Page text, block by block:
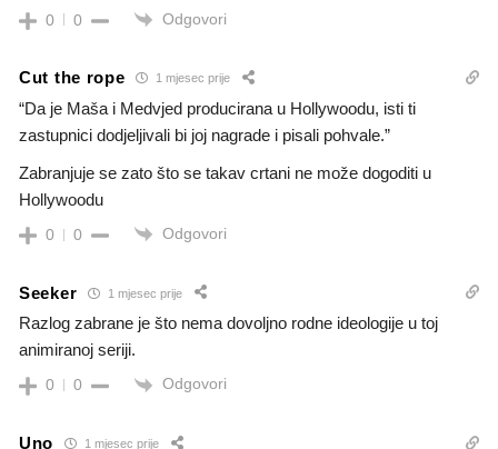
0 0 Odgovori
Cut the rope 1 mjesec prije
“Da je Maša i Medvjed producirana u Hollywoodu, isti ti
zastupnici dodjeljivali bi joj nagrade i pisali pohvale.”
Zabranjuje se zato što se takav crtani ne može dogoditi u
Hollywoodu
0 0 Odgovori
Seeker 1 mjesec prije
Razlog zabrane je što nema dovoljno rodne ideologije u toj
animiranoj seriji.
0 0 Odgovori
Uno 1 mjesec prije